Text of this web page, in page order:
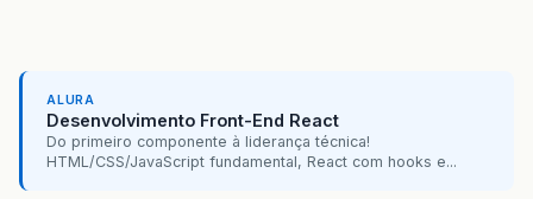
ALURA
Desenvolvimento Front-End React
Do primeiro componente à liderança técnica!
HTML/CSS/JavaScript fundamental, React com hooks e...